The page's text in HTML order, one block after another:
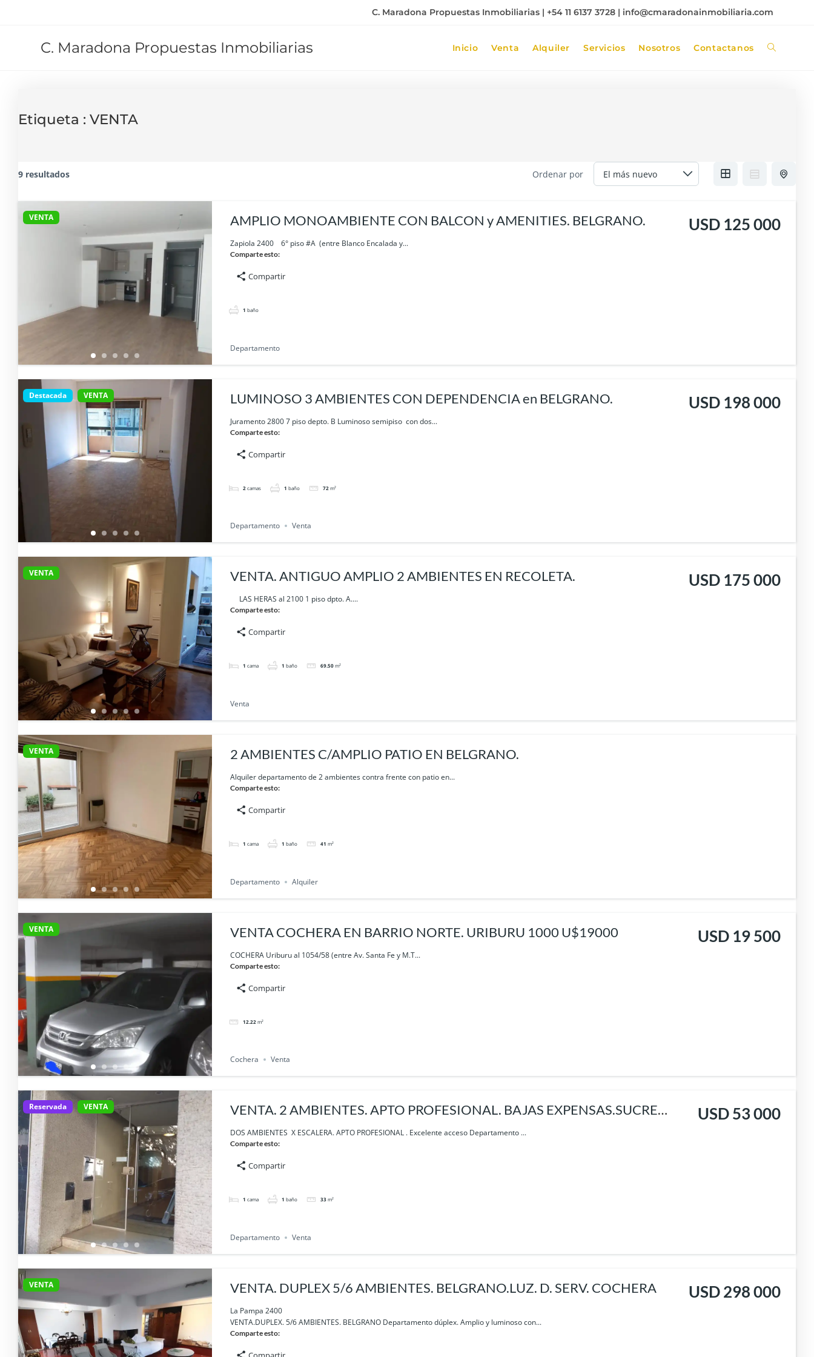
C. Maradona Propuestas Inmobiliarias | +54 11 6137 3728 | info@cmaradonainmobiliaria.com
C. Maradona Propuestas Inmobiliarias Inicio Venta Alquiler Servicios Nosotros Contactanos
Etiqueta : VENTA
9 resultados Ordenar por
VENTA AMPLIO MONOAMBIENTE CON BALCON y AMENITIES. BELGRANO.
Zapiola 2400 6° piso #A (entre Blanco Encalada y...
Comparte esto:
Compartir
1 baño
USD 125 000
Departamento
Destacada VENTA LUMINOSO 3 AMBIENTES CON DEPENDENCIA en BELGRANO.
Juramento 2800 7 piso depto. B Luminoso semipiso con dos...
Comparte esto:
Compartir
2 camas 1 baño 72 m²
USD 198 000
Departamento Venta
VENTA VENTA. ANTIGUO AMPLIO 2 AMBIENTES EN RECOLETA.
LAS HERAS al 2100 1 piso dpto. A....
Comparte esto:
Compartir
1 cama 1 baño 69.50 m²
USD 175 000
Venta
VENTA 2 AMBIENTES C/AMPLIO PATIO EN BELGRANO.
Alquiler departamento de 2 ambientes contra frente con patio en...
Comparte esto:
Compartir
1 cama 1 baño 41 m²
Departamento Alquiler
VENTA VENTA COCHERA EN BARRIO NORTE. URIBURU 1000 U$19000
COCHERA Uriburu al 1054/58 (entre Av. Santa Fe y M.T...
Comparte esto:
Compartir
12.22 m²
USD 19 500
Cochera Venta
Reservada VENTA
VENTA. 2 AMBIENTES. APTO PROFESIONAL. BAJAS EXPENSAS.SUCRE
1400. BELGRANO
DOS AMBIENTES X ESCALERA. APTO PROFESIONAL . Excelente acceso Departamento ...
Comparte esto:
Compartir
1 cama 1 baño 33 m²
USD 53 000
Departamento Venta
VENTA VENTA. DUPLEX 5/6 AMBIENTES. BELGRANO.LUZ. D. SERV. COCHERA
La Pampa 2400
VENTA.DUPLEX. 5/6 AMBIENTES. BELGRANO Departamento dúplex. Amplio y luminoso con...
Comparte esto:
USD 298 000